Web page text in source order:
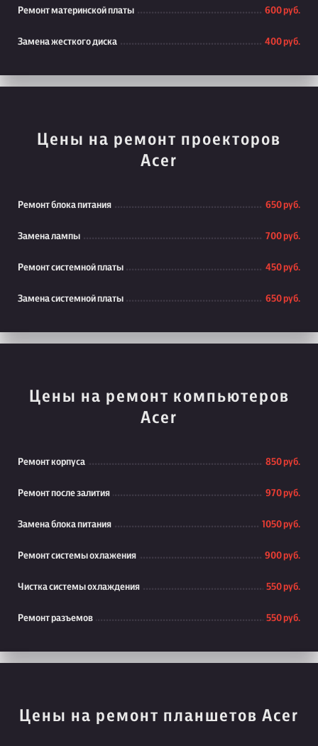
Ремонт материнской платы 600 руб.
Замена жесткого диска 400 руб.
Цены на ремонт проекторов
Acer
Ремонт блока питания 650 руб.
Замена лампы 700 руб.
Ремонт системной платы 450 руб.
Замена системной платы 650 руб.
Цены на ремонт компьютеров
Acer
Ремонт корпуса 850 руб.
Ремонт после залития 970 руб.
Замена блока питания 1050 руб.
Ремонт системы охлажения 900 руб.
Чистка системы охлаждения 550 руб.
Ремонт разъемов 550 руб.
Цены на ремонт планшетов Acer